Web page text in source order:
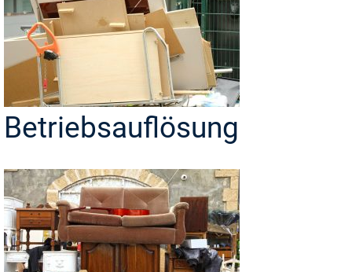
Betriebsauflösung